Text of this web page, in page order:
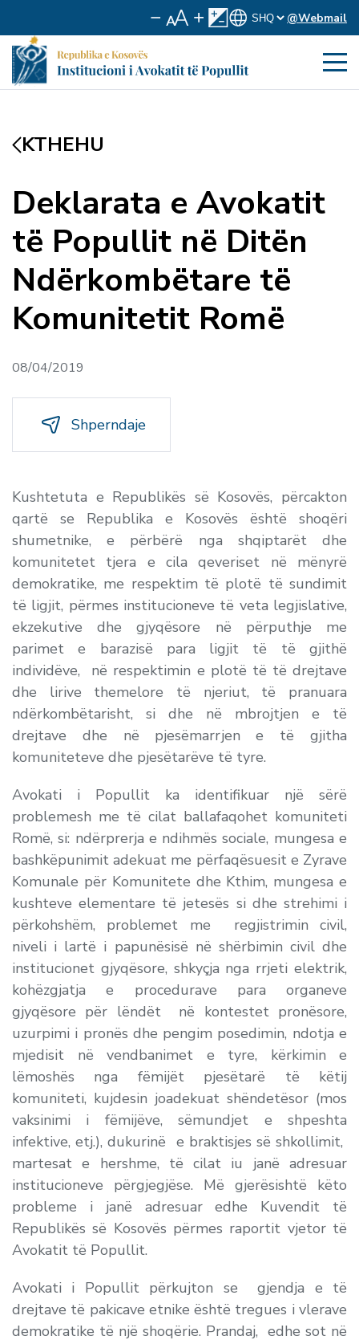
@Webmail
KTHEHU
Deklarata e Avokatit
të Popullit në Ditën
Ndërkombëtare të
Komunitetit Romë
08/04/2019
Shperndaje
Kushtetuta e Republikës së Kosovës, përcakton
qartë se Republika e Kosovës është shoqëri
shumetnike, e përbërë nga shqiptarët dhe
komunitetet tjera e cila qeveriset në mënyrë
demokratike, me respektim të plotë të sundimit
të ligjit, përmes institucioneve të veta legjislative,
ekzekutive dhe gjyqësore në përputhje me
parimet e barazisë para ligjit të të gjithë
individëve, në respektimin e plotë të të drejtave
dhe lirive themelore të njeriut, të pranuara
ndërkombëtarisht, si dhe në mbrojtjen e të
drejtave dhe në pjesëmarrjen e të gjitha
komuniteteve dhe pjesëtarëve të tyre.
Avokati i Popullit ka identifikuar një sërë
problemesh me të cilat ballafaqohet komuniteti
Romë, si: ndërprerja e ndihmës sociale, mungesa e
bashkëpunimit adekuat me përfaqësuesit e Zyrave
Komunale për Komunitete dhe Kthim, mungesa e
kushteve elementare të jetesës si dhe strehimi i
përkohshëm, problemet me regjistrimin civil,
niveli i lartë i papunësisë në shërbimin civil dhe
institucionet gjyqësore, shkyçja nga rrjeti elektrik,
kohëzgjatja e procedurave para organeve
gjyqësore për lëndët në kontestet pronësore,
uzurpimi i pronës dhe pengim posedimin, ndotja e
mjedisit në vendbanimet e tyre, kërkimin e
lëmoshës nga fëmijët pjesëtarë të këtij
komuniteti, kujdesin joadekuat shëndetësor (mos
vaksinimi i fëmijëve, sëmundjet e shpeshta
infektive, etj.), dukurinë e braktisjes së shkollimit,
martesat e hershme, të cilat iu janë adresuar
institucioneve përgjegjëse. Më gjerësishtë këto
probleme i janë adresuar edhe Kuvendit të
Republikës së Kosovës përmes raportit vjetor të
Avokatit të Popullit.
Avokati i Popullit përkujton se gjendja e të
drejtave të pakicave etnike është tregues i vlerave
demokratike të një shoqërie. Prandaj, edhe sot në